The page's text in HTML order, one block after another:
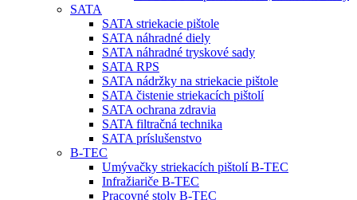
SATA
SATA striekacie pištole
SATA náhradné diely
SATA náhradné tryskové sady
SATA RPS
SATA nádržky na striekacie pištole
SATA čistenie striekacích pištolí
SATA ochrana zdravia
SATA filtračná technika
SATA príslušenstvo
B-TEC
Umývačky striekacích pištolí B-TEC
Infražiariče B-TEC
Pracovné stoly B-TEC